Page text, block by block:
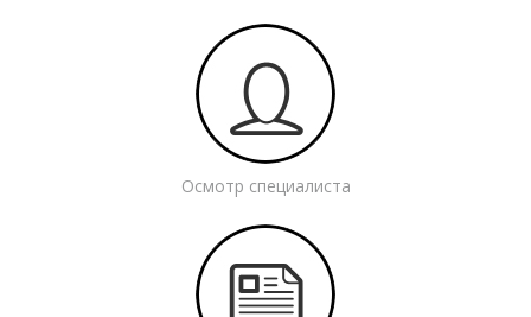
Осмотр специалиста